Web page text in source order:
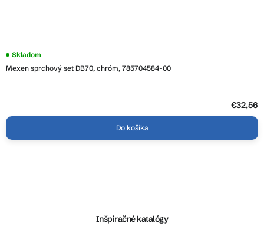
Mexen sprchový set DB70, chróm, 785704584-00
Skladom
€32,56
Do košíka
Inšpiračné katalógy